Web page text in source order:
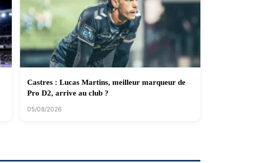
Castres : Lucas Martins, meilleur marqueur de
Pro D2, arrive au club ?
05/08/2026